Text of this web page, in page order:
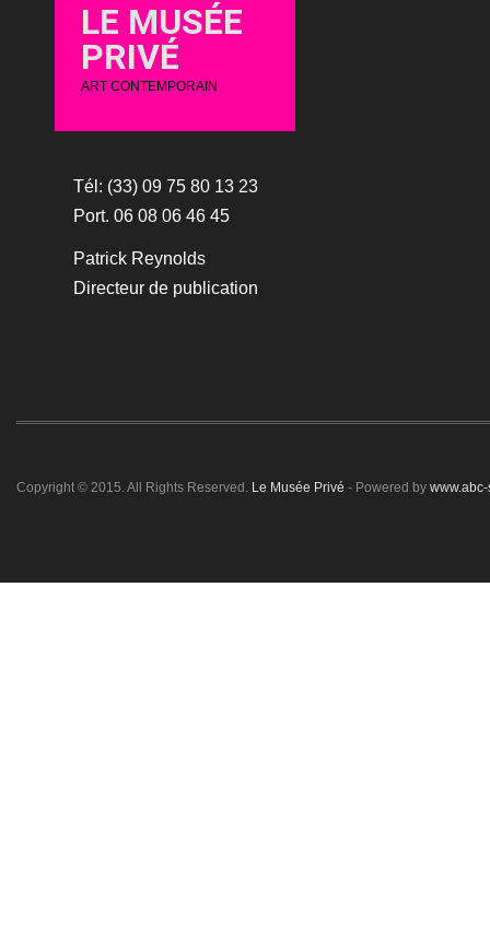
LE MUSÉE
PRIVÉ
ART CONTEMPORAIN
Tél: (33) 09 75 80 13 23
Port. 06 08 06 46 45
Patrick Reynolds
Directeur de publication
Copyright © 2015. All Rights Reserved. Le Musée Privé - Powered by